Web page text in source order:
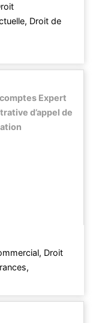
Droit de
Expert
d’appel de
Droit